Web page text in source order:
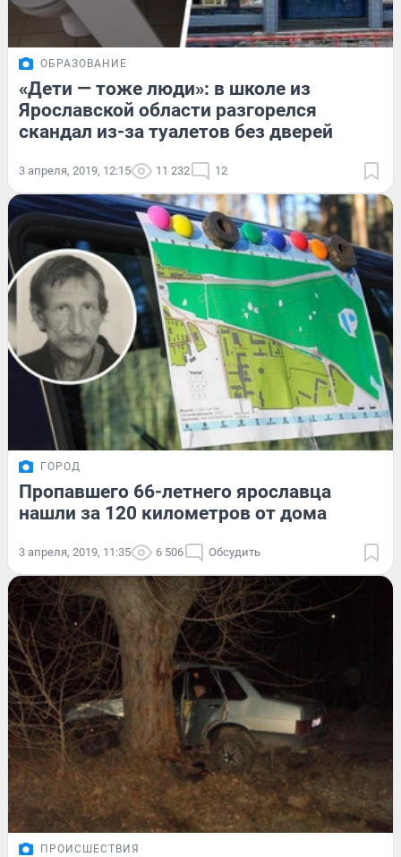
ОБРАЗОВАНИЕ
«Дети — тоже люди»: в школе из
Ярославской области разгорелся
скандал из-за туалетов без дверей
3 апреля, 2019, 12:15 11 232 12
ГОРОД
Пропавшего 66-летнего ярославца
нашли за 120 километров от дома
3 апреля, 2019, 11:35 6 506 Обсудить
ПРОИСШЕСТВИЯ